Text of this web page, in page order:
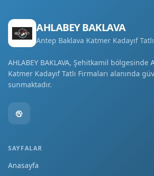
AHLABEY BAKLAVA
Antep Baklava Katmer Kadayıf
AHLABEY BAKLAVA, Şehitkamil bölgesinde
Katmer Kadayıf Tatlı Firmaları alanında
sunmaktadır.
SAYFALAR
Anasayfa